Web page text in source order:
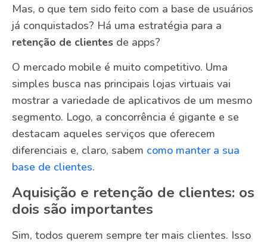
Mas, o que tem sido feito com a base de usuários
já conquistados? Há uma estratégia para a
retenção de clientes de apps?
O mercado mobile é muito competitivo. Uma
simples busca nas principais lojas virtuais vai
mostrar a variedade de aplicativos de um mesmo
segmento. Logo, a concorrência é gigante e se
destacam aqueles serviços que oferecem
diferenciais e, claro, sabem como manter a sua
base de clientes.
Aquisição e retenção de clientes: os
dois são importantes
Sim, todos querem sempre ter mais clientes. Isso